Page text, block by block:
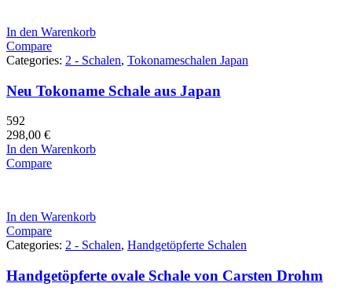
In den Warenkorb
Compare
Categories: 2 - Schalen, Tokonameschalen Japan
Neu Tokoname Schale aus Japan
592
298,00 €
In den Warenkorb
Compare
In den Warenkorb
Compare
Categories: 2 - Schalen, Handgetöpferte Schalen
Handgetöpferte ovale Schale von Carsten Drohm